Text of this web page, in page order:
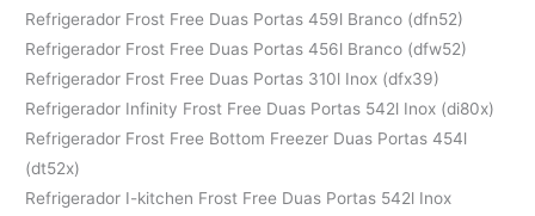
Refrigerador Frost Free Duas Portas 459l Branco (dfn52)
Refrigerador Frost Free Duas Portas 456l Branco (dfw52)
Refrigerador Frost Free Duas Portas 310l Inox (dfx39)
Refrigerador Infinity Frost Free Duas Portas 542l Inox (di80x)
Refrigerador Frost Free Bottom Freezer Duas Portas 454l
(dt52x)
Refrigerador I-kitchen Frost Free Duas Portas 542l Inox